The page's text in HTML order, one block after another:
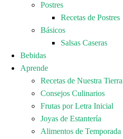
Postres
Recetas de Postres
Básicos
Salsas Caseras
Bebidas
Aprende
Recetas de Nuestra Tierra
Consejos Culinarios
Frutas por Letra Inicial
Joyas de Estantería
Alimentos de Temporada